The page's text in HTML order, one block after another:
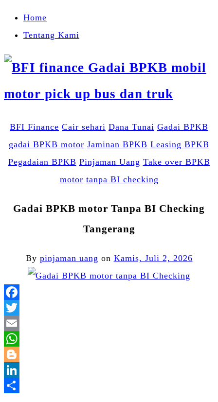
Home
Tentang Kami
BFI Finance Cair sehari Dana Tunai Gadai BPKB
gadai BPKB motor Jaminan BPKB Leasing BPKB
Pegadaian BPKB Pinjaman Uang Take over BPKB
motor tanpa BI checking
Gadai BPKB motor Tanpa BI Checking
Tangerang
By pinjaman uang on Kamis, Juli 2, 2026